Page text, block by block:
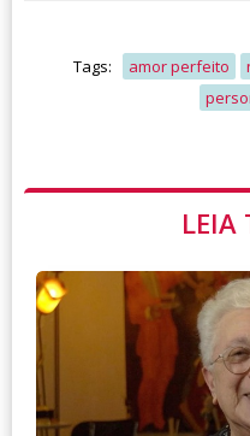
Tags: amor perfeito
LEIA